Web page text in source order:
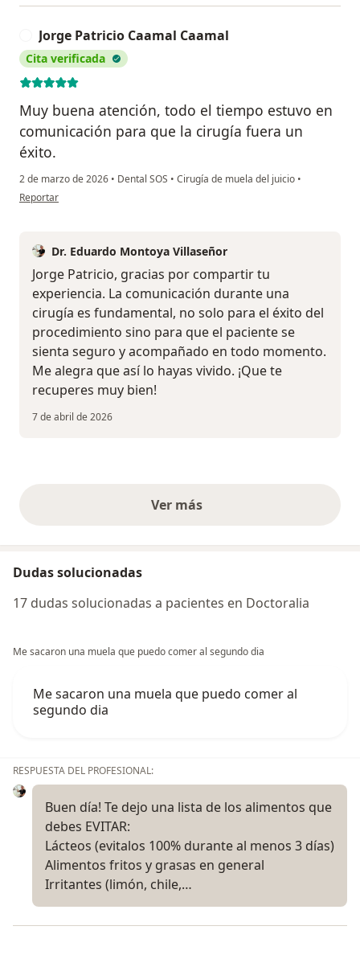
Jorge Patricio Caamal Caamal
Cita verificada
Muy buena atención, todo el tiempo estuvo en
comunicación para que la cirugía fuera un
éxito.
2 de marzo de 2026 • Dental SOS • Cirugía de muela del juicio •
en opinión del usuario Jorge Patricio Caamal Caamal
Reportar
Dr. Eduardo Montoya Villaseñor
Jorge Patricio, gracias por compartir tu
experiencia. La comunicación durante una
cirugía es fundamental, no solo para el éxito del
procedimiento sino para que el paciente se
sienta seguro y acompañado en todo momento.
Me alegra que así lo hayas vivido. ¡Que te
recuperes muy bien!
7 de abril de 2026
Ver másopiniones anteriores
Dudas solucionadas
17 dudas solucionadas a pacientes en Doctoralia
Me sacaron una muela que puedo comer al segundo dia
Me sacaron una muela que puedo comer al
segundo dia
RESPUESTA DEL PROFESIONAL:
Buen día! Te dejo una lista de los alimentos que
debes EVITAR:
Lácteos (evitalos 100% durante al menos 3 días)
Alimentos fritos y grasas en general
Irritantes (limón, chile,…